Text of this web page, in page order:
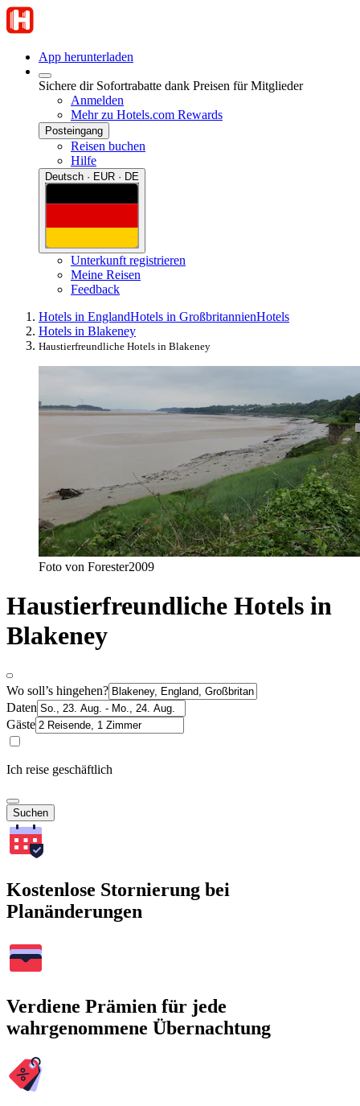
App herunterladen
Sichere dir Sofortrabatte dank Preisen für Mitglieder
Anmelden
Mehr zu Hotels.com Rewards
Posteingang
Reisen buchen
Hilfe
Deutsch · EUR · DE
Unterkunft registrieren
Meine Reisen
Feedback
Hotels in EnglandHotels in GroßbritannienHotels
Hotels in Blakeney
Haustierfreundliche Hotels in Blakeney
Foto von Forester2009
Haustierfreundliche Hotels in
Blakeney
Wo soll’s hingehen?
Daten
Gäste
Ich reise geschäftlich
Suchen
Kostenlose Stornierung bei
Planänderungen
Verdiene Prämien für jede
wahrgenommene Übernachtung